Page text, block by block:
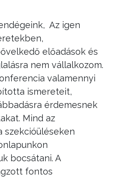
Az igen
előadások és
nem vállalkozom.
valamennyi
ismereteit,
érdemesnek
Mind az
szekcióüléseken
bocsátani. A
fontos